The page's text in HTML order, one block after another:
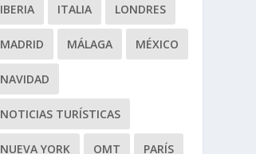
IBERIA ITALIA LONDRES
MADRID MÁLAGA MÉXICO
NAVIDAD
NOTICIAS TURÍSTICAS
NUEVA YORK OMT PARÍS